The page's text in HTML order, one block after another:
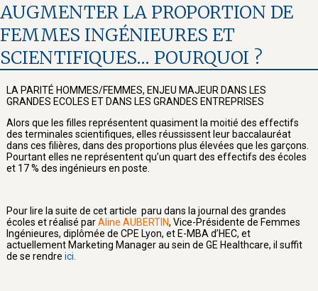
AUGMENTER LA PROPORTION DE
FEMMES INGÉNIEURES ET
SCIENTIFIQUES… POURQUOI ?
LA PARITÉ HOMMES/FEMMES, ENJEU MAJEUR DANS LES
GRANDES ECOLES ET DANS LES GRANDES ENTREPRISES
Alors que les filles représentent quasiment la moitié des effectifs
des terminales scientifiques, elles réussissent leur baccalauréat
dans ces filières, dans des proportions plus élevées que les garçons.
Pourtant elles ne représentent qu’un quart des effectifs des écoles
et 17 % des ingénieurs en poste.
Pour lire la suite de cet article paru dans la journal des grandes
écoles et réalisé parAline AUBERTIN, Vice-Présidente de Femmes
Ingénieures, diplômée de CPE Lyon, et E-MBA d’HEC, et
actuellement Marketing Manager au sein de GE Healthcare, il suffit
de se rendre ici.